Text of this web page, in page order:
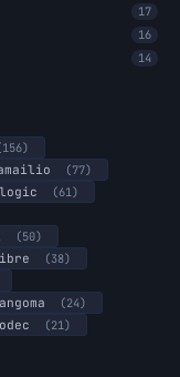
17
16
14
(77)
(61)
(50)
(38)
(24)
(21)